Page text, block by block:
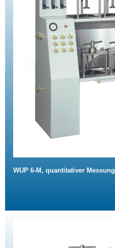
WUP 6-M, quantitativer Messung